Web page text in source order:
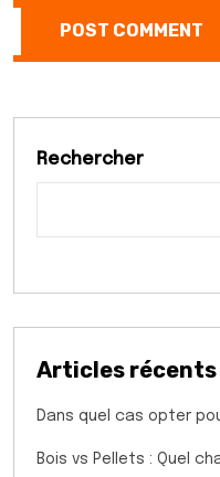
POST COMMENT
Rechercher
Articles récents
Dans quel cas opter
Bois vs Pellets : Quel